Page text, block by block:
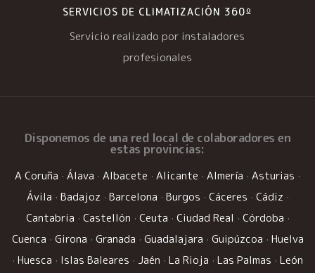
SERVICIOS DE CLIMATIZACIÓN 360º
Servicio realizado por instaladores
profesionales
Disponemos de una red local de colaboradores en
estas provincias:
A Coruña · Álava · Albacete · Alicante · Almería · Asturias ·
Ávila · Badajoz · Barcelona · Burgos · Cáceres · Cádiz ·
Cantabria · Castellón · Ceuta · Ciudad Real · Córdoba ·
Cuenca · Girona · Granada · Guadalajara · Guipúzcoa · Huelva
· Huesca · Islas Baleares · Jaén · La Rioja · Las Palmas · León